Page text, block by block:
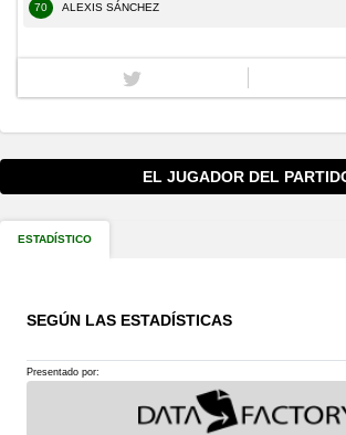
70 ALEXIS SÁNCHEZ
EL JUGADOR DEL
ESTADÍSTICO
SEGÚN LAS ESTADÍSTICAS
Presentado por: